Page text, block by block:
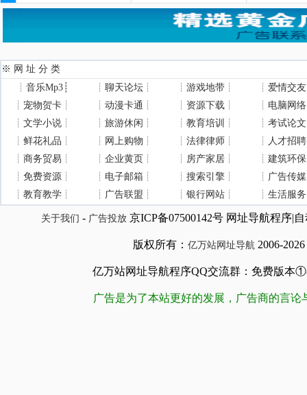
※ 网 址 分 类
┊ 音乐Mp3 ┊ ┊ 聊天论坛 ┊ ┊ 游戏地带 ┊ ┊ 爱情交友
┊ 宠物贺卡 ┊ ┊ 动漫卡通 ┊ ┊ 资源下载 ┊ ┊ 电脑网络
┊ 文学小说 ┊ ┊ 旅游休闲 ┊ ┊ 教育培训 ┊ ┊ 考试论文
┊ 鲜花礼品 ┊ ┊ 网上购物 ┊ ┊ 法律律师 ┊ ┊ 人才招聘
┊ 商务贸易 ┊ ┊ 企业黄页 ┊ ┊ 房产家居 ┊ ┊ 建筑环保
┊ 免费资源 ┊ ┊ 电子邮箱 ┊ ┊ 搜索引擎 ┊ ┊ 广告传媒
┊ 教育教学 ┊ ┊ 广告联盟 ┊ ┊ 银行网站 ┊ ┊ 生活服务
关于我们 - 广告投放京ICP备07500142号 网址导航程序|
版权所有： 亿万站网址导航 2006-2026
亿万站网址导航程序QQ交流群：免费版本
广告是为了本站更好的发展，广告商的言